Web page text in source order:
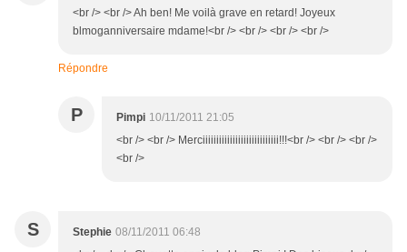
<br /> <br /> Ah ben! Me voilà grave en retard! Joyeux
blmoganniversaire mdame!<br /> <br /> <br /> <br />
Répondre
P Pimpi 10/11/2011 21:05
<br /> <br /> Merciiiiiiiiiiiiiiiiiiiiiiiiiiii!!!<br /> <br /> <br />
<br />
S Stephie 08/11/2011 06:48